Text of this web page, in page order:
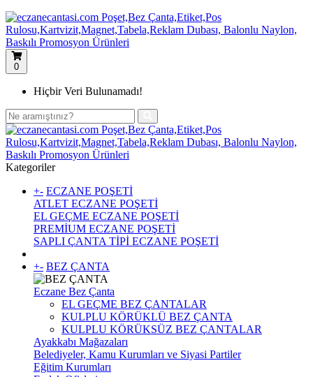
0
Hiçbir Veri Bulunamadı!
Kategoriler
+- ECZANE POŞETİ
ATLET ECZANE POŞETİ
EL GEÇME ECZANE POŞETİ
PREMİUM ECZANE POŞETİ
SAPLI ÇANTA TİPİ ECZANE POŞETİ
+- BEZ ÇANTA
Eczane Bez Çanta
EL GEÇME BEZ ÇANTALAR
KULPLU KÖRÜKLÜ BEZ ÇANTA
KULPLU KÖRÜKSÜZ BEZ ÇANTALAR
Ayakkabı Mağazaları
Belediyeler, Kamu Kurumları ve Siyasi Partiler
Eğitim Kurumları